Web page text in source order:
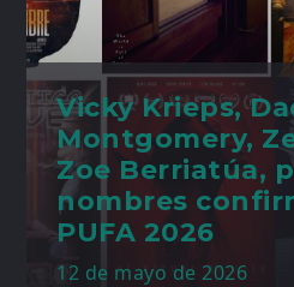
Vicky Krieps,
Montgomery,
Zoe Berriatúa,
nombres
PUFA 2026
12 de mayo de 2026